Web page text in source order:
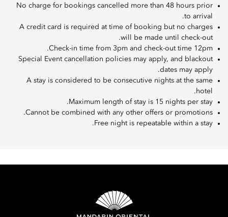
No charge for bookings cancelled more than 48 hours prior
to arrival.
A credit card is required at time of booking but no charges
will be made until check-out.
Check-in time from 3pm and check-out time 12pm.
Special Event cancellation policies may apply, and blackout
dates may apply.
A stay is considered to be consecutive nights at the same
hotel.
Maximum length of stay is 15 nights per stay.
Cannot be combined with any other offers or promotions.
Free night is repeatable within a stay.